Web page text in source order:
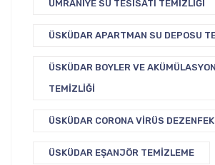
ÜMRANIYE SU TESISATI TEMIZLIĞI
ÜSKÜDAR APARTMAN SU DEPOSU
ÜSKÜDAR BOYLER VE
TEMIZLIĞI
ÜSKÜDAR CORONA VIRÜS
ÜSKÜDAR EŞANJÖR TEMIZLEME